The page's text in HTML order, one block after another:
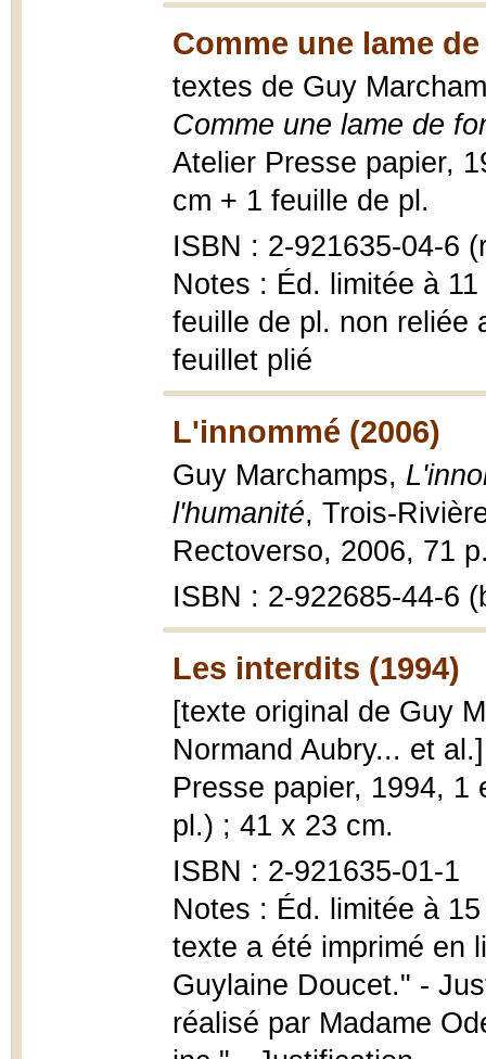
Comme une lame
textes de Guy
Comme une lame de
Atelier Presse papier,
cm + 1 feuille de pl.
ISBN : 2-921635-04-6
Notes : Éd. limitée à
feuille de pl. non reliée
feuillet plié
L'innommé (2006)
Guy Marchamps,
l'humanité, Trois-
Rectoverso, 2006, 71
ISBN : 2-922685-44-6
Les interdits (1994)
[texte original de Guy
Normand Aubry... et
Presse papier, 1994,
pl.) ; 41 x 23 cm.
ISBN : 2-921635-01-1
Notes : Éd. limitée à
texte a été imprimé en
Guylaine Doucet." -
réalisé par Madame